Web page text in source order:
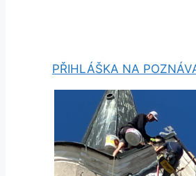
PŘIHLÁŠKA NA